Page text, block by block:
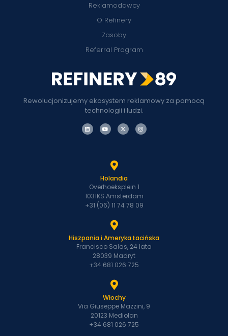
Rewolucjonizujemy ekosystem reklamowy za pomocą
technologii i ludzi.
Reklamodawcy
O Refinery
Zasoby
Referral Program
Holandia
Overhoeksplein 1
1031KS Amsterdam
+31 (06) 11 74 78 09
Hiszpania i Ameryka Łacińska
Francisco Salas, 24 lata
28039 Madryt
+34 681 026 725
Włochy
Via Giuseppe Mazzini, 9
20123 Mediolan
+34 681 026 725